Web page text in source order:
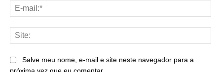
Salve meu nome, e-mail e site neste navegador para a
próxima vez que eu comentar.